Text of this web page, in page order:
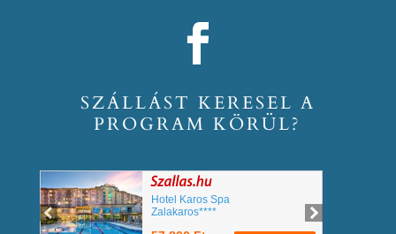
SZÁLLÁST KERESEL A
PROGRAM KÖRÜL?